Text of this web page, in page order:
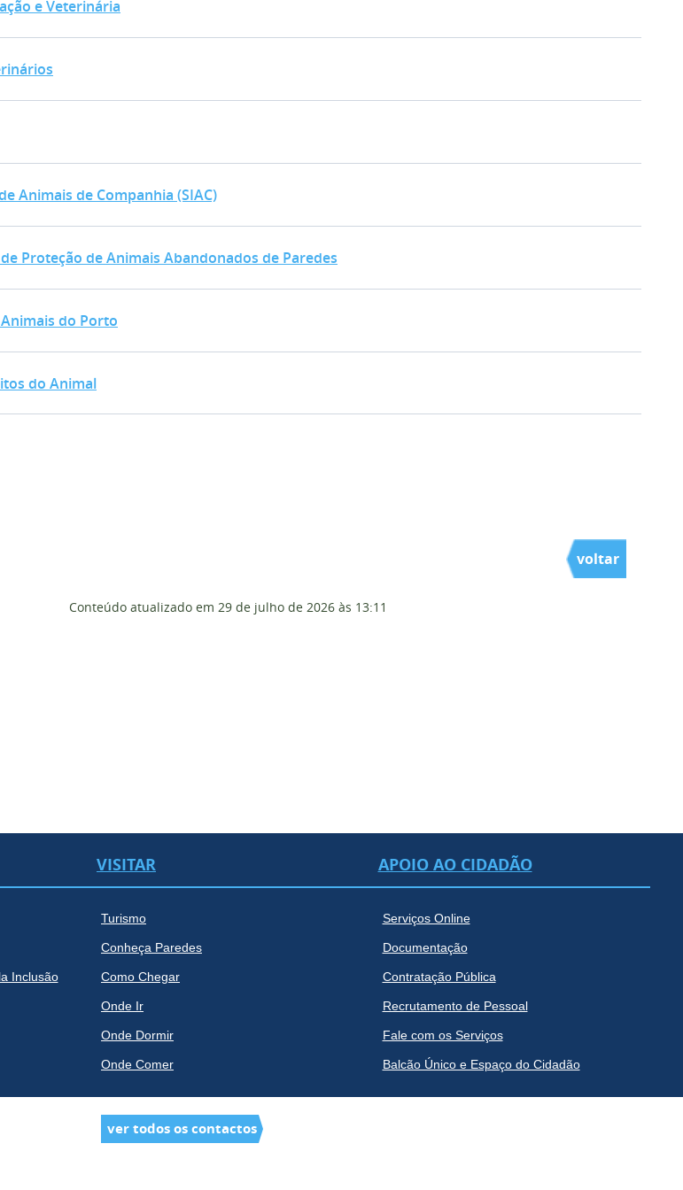
e Veterinária
Animais de Companhia (SIAC)
Proteção de Animais Abandonados de Paredes
do Porto
do Animal
voltar
Conteúdo atualizado em 29 de julho de 2026 às 13:11
Inclusão
VISITAR
Turismo
Conheça Paredes
Como Chegar
Onde Ir
Onde Dormir
Onde Comer
APOIO AO CIDADÃO
Serviços Online
Documentação
Contratação Pública
Recrutamento de Pessoal
Fale com os Serviços
Balcão Único e Espaço do Cidadão
ver todos os contactos